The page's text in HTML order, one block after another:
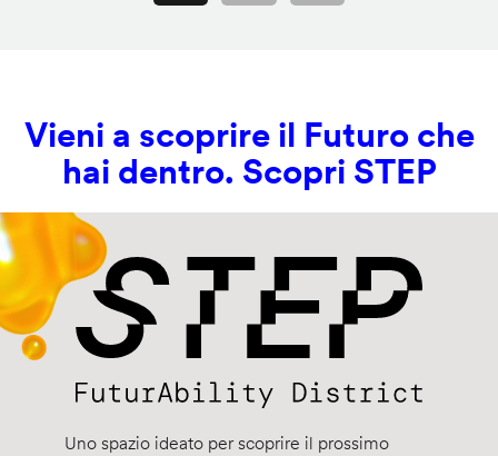
Vieni a scoprire il Futuro che
hai dentro. Scopri STEP
Uno spazio ideato per scoprire il prossimo